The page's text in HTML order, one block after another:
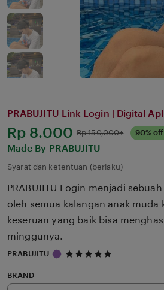
PRABUJITU Link Login | Digital
Harga:
Rp 8.000 Normal:
Rp 150,000+ 90% off
Made By PRABUJITU
Syarat dan ketentuan (berlaku)
PRABUJITU Login menjadi
oleh semua kalangan anak
keseruan yang baik bisa
minggunya.
PRABUJITU
5
5
BRAND